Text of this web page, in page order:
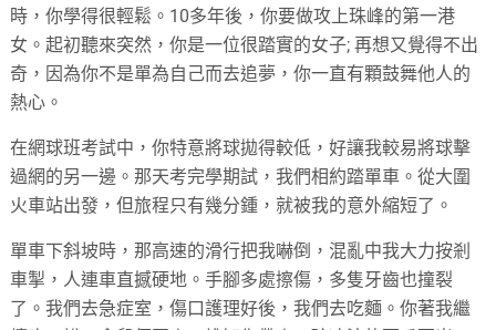
時，你學得很輕鬆。10多年後，你要做攻上珠峰的第一港
女。起初聽來突然，你是一位很踏實的女子; 再想又覺得不出
奇，因為你不是單為自己而去追夢，你一直有顆鼓舞他人的
熱心。
在網球班考試中，你特意將球拋得較低，好讓我較易將球擊
過網的另一邊。那天考完學期試，我們相約踏單車。從大圍
火車站出發，但旅程只有幾分鍾，就被我的意外縮短了。
單車下斜坡時，那高速的滑行把我嚇倒，混亂中我大力按剎
車掣，人連車直撼硬地。手腳多處擦傷，多隻牙齒也撞裂
了。我們去急症室，傷口護理好後，我們去吃麵。你著我繼